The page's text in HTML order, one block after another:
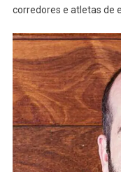
corredores e atletas de